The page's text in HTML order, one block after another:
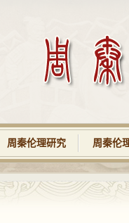
周秦伦理研究 周秦伦